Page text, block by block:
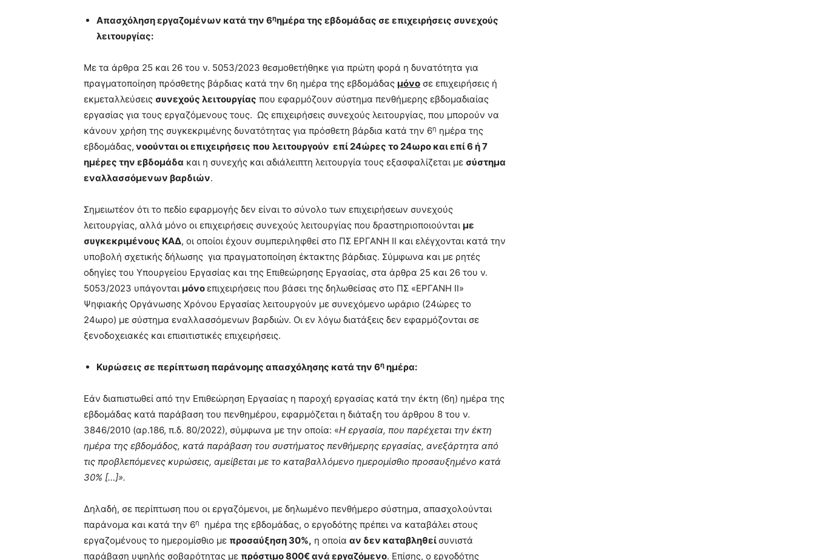
Απασχόληση εργαζομένων κατά την 6ηημέρα της εβδομάδας σε επιχειρήσεις συνεχούς
λειτουργίας:
Με τα άρθρα 25 και 26 του ν. 5053/2023 θεσμοθετήθηκε για πρώτη φορά η δυνατότητα για
πραγματοποίηση πρόσθετης βάρδιας κατά την 6η ημέρα της εβδομάδας μόνο σε επιχειρήσεις ή
εκμεταλλεύσεις συνεχούς λειτουργίας που εφαρμόζουν σύστημα πενθήμερης εβδομαδιαίας
εργασίας για τους εργαζόμενους τους. Ως επιχειρήσεις συνεχούς λειτουργίας, που μπορούν να
κάνουν χρήση της συγκεκριμένης δυνατότητας για πρόσθετη βάρδια κατά την 6η ημέρα της
εβδομάδας, νοούνται οι επιχειρήσεις που λειτουργούν επί 24ώρες το 24ωρο και επί 6 ή 7
ημέρες την εβδομάδα και η συνεχής και αδιάλειπτη λειτουργία τους εξασφαλίζεται με σύστημα
εναλλασσόμενων βαρδιών.
Σημειωτέον ότι το πεδίο εφαρμογής δεν είναι το σύνολο των επιχειρήσεων συνεχούς
λειτουργίας, αλλά μόνο οι επιχειρήσεις συνεχούς λειτουργίας που δραστηριοποιούνται με
συγκεκριμένους ΚΑΔ, οι οποίοι έχουν συμπεριληφθεί στο ΠΣ ΕΡΓΑΝΗ ΙΙ και ελέγχονται κατά την
υποβολή σχετικής δήλωσης για πραγματοποίηση έκτακτης βάρδιας. Σύμφωνα και με ρητές
οδηγίες του Υπουργείου Εργασίας και της Επιθεώρησης Εργασίας, στα άρθρα 25 και 26 του ν.
5053/2023 υπάγονται μόνοεπιχειρήσεις που βάσει της δηλωθείσας στο ΠΣ «ΕΡΓΑΝΗ ΙΙ»
Ψηφιακής Οργάνωσης Χρόνου Εργασίας λειτουργούν με συνεχόμενο ωράριο (24ώρες το
24ωρο) με σύστημα εναλλασσόμενων βαρδιών. Οι εν λόγω διατάξεις δεν εφαρμόζονται σε
ξενοδοχειακές και επισιτιστικές επιχειρήσεις.
Κυρώσεις σε περίπτωση παράνομης απασχόλησης κατά την 6η ημέρα:
Εάν διαπιστωθεί από την Επιθεώρηση Εργασίας η παροχή εργασίας κατά την έκτη (6η) ημέρα της
εβδομάδας κατά παράβαση του πενθημέρου, εφαρμόζεται η διάταξη του άρθρου 8 του ν.
3846/2010 (αρ.186, π.δ. 80/2022), σύμφωνα με την οποία: «Η εργασία, που παρέχεται την έκτη
ημέρα της εβδομάδος, κατά παράβαση του συστήματος πενθήμερης εργασίας, ανεξάρτητα από
τις προβλεπόμενες κυρώσεις, αμείβεται με το καταβαλλόμενο ημερομίσθιο προσαυξημένο κατά
30% […]».
Δηλαδή, σε περίπτωση που οι εργαζόμενοι, με δηλωμένο πενθήμερο σύστημα, απασχολούνται
παράνομα και κατά την 6η
ημέρα της εβδομάδας, ο εργοδότης πρέπει να καταβάλει στους
εργαζομένους το ημερομίσθιο με προσαύξηση 30%, η οποία αν δεν καταβληθεί συνιστά
παράβαση υψηλής σοβαρότητας με πρόστιμο 800€ ανά εργαζόμενο. Επίσης, ο εργοδότης